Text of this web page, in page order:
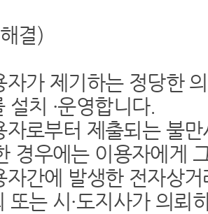
결)
가 제기하는 정당한
설치 ·운영합니다.
로부터 제출되는 불
경우에는 이용자에게
간에 발생한 전자상
또는 시·도지사가 의뢰